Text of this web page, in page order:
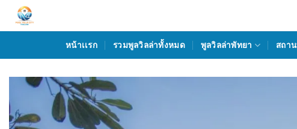
หน้าเเรก รวมพูลวิลล่าทั้งหมด พูลวิลล่าพัทยา สถา